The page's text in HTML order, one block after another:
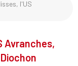
l'US
Avranches,